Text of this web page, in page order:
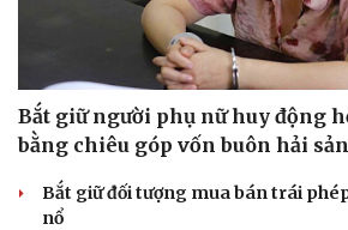
Bắt giữ người phụ nữ huy động
bằng chiêu góp vốn buôn hải sản
Bắt giữ đối tượng mua bán trái
nổ